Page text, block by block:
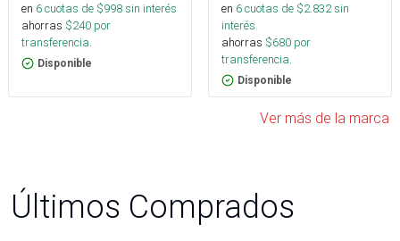
en 6cuotas de $998sin interés
ahorras $240 por
transferencia.
Disponible
en 6cuotas de $2.832sin
interés
ahorras $680 por
transferencia.
Disponible
Ver más de la marca
Últimos Comprados